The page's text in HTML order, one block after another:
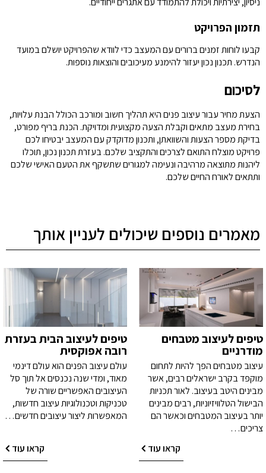
תזמון הפרויקט
קבעו לוחות זמנים ברורים עם המעצב כדי לוודא שהפרויקט יושלם במועד
הנדרש. תכנון נכון יעזור להימנע מעיכובים והוצאות נוספות.
לסיכום
הצעת מחיר עבור עיצוב פנים היא תהליך חשוב ומורכב הכולל הבנת עלויות,
בחירת מעצב מתאים וקבלת הצעה מקצועית ומדויקת. הכנת בריף מפורט,
בדיקת מספר הצעות והשוואתן, ותכנון מדוקדק עם המעצב יבטיחו לכם
פרויקט מוצלח התואם לצרכים והתקציב שלכם. בעזרת תכנון נכון, תוכלו
ליהנות מתוצאה מרהיבה ונעימה למגורים שתשקף את הטעם האישי שלכם
ותתאים לאורח החיים שלכם.
מאמרים נוספים שיכולים לעניין אותך
טיפים לעיצוב מטבחים
מודרניים
עיצוב מטבחים הפך להיות לתחום
מוקפד בקרב ישראלים רבים, אשר
מבינים היטב בעיצוב. לאור תכניות
הבישול הטלוויזיוניות, רבים מבינים
יותר בעיצוב המטבחים וכאשר הם
צריכים…
קראו עוד
טיפים לעיצוב הבית בעזרת
רובה אפוקסית
עולם עיצוב הפנים הוא עולם דינמי
מאוד, ומדי שנה נכנסים אל תוך סל
העיצובים האפשריים שורה של
טכניקות וטכנולוגיות עיצוב חדשות,
המאפשרות ליצור עיצובים חדשים…
קראו עוד